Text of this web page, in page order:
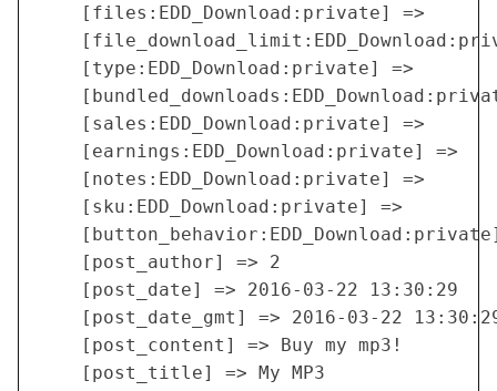
    [files:EDD_Download:private] =>
    [type:EDD_Download:private] =>
    [sales:EDD_Download:private] =>
    [earnings:EDD_Download:private] =>
    [notes:EDD_Download:private] =>
    [sku:EDD_Download:private] =>
    [post_author] => 2
    [post_date] => 2016-03-22 13:30:29
[post_date_gmt] => 2016-03-22
    [post_content] => Buy my mp3!
    [post_title] => My MP3